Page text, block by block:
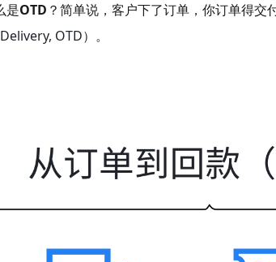
是OTD ？简单说，客户下了订单，你订单得交
OTD） 。